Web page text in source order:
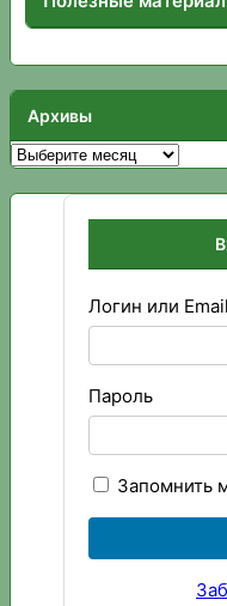
Архивы
Архивы
Логин или Email
Пароль
Запомнить